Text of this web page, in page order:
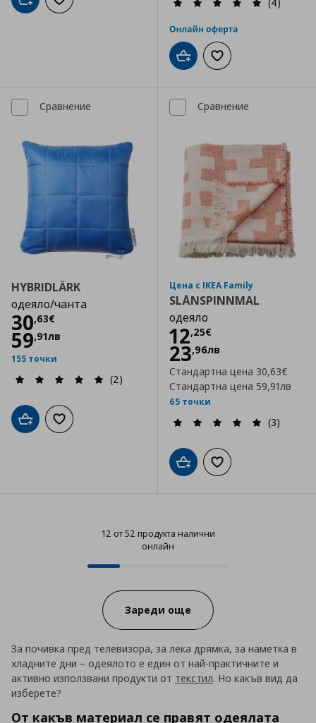
Добави в кошницата
Добави към списъка с любими
Добави в кошницата
Добави към
Сравнение
HYBRIDLÄRK
одеяло/чанта
30,63€
Цена
59,91лв
155 точки
(2)
Добави в кошницата
Добави към списъка с любими
Сравнение
Цена с IKEA Family
SLÅNSPINNMAL
одеяло
12,25€
Цена
23,96лв
Стандартна цена 30,63€
Стандартна цена 59,91лв
65 точки
(3)
Добави в кошницата
Добави към
12 от 52 продукта налични
онлайн
12 от 52 продукта налични
Progress:
Зареди още
За почивка пред телевизора, за лека дрямка, за наметка в
хладните дни – одеялото е един от най-практичните и
активно използвани продукти от текстил. Но какъв вид да
изберете?
От какъв материал се правят одеялата